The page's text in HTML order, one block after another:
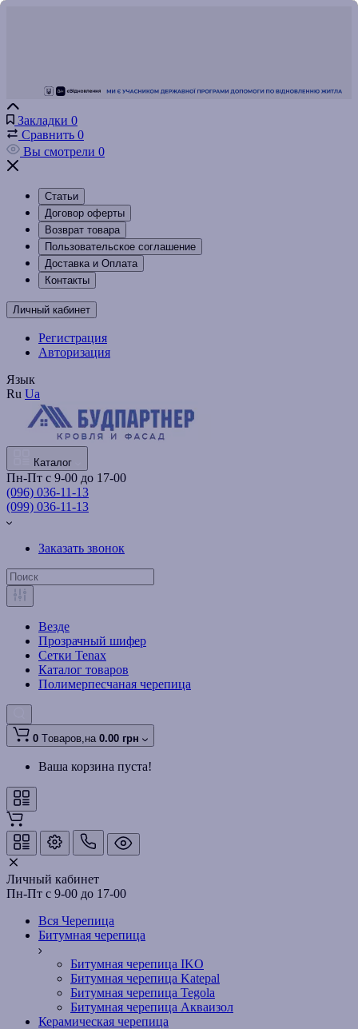
Закладки 0
Сравнить 0
Вы смотрели 0
Статьи
Договор оферты
Возврат товара
Пользовательское соглашение
Доставка и Оплата
Контакты
Личный кабинет
Регистрация
Авторизация
Язык
Ru Ua
Каталог
Пн-Пт с 9-00 до 17-00
(096) 036-11-13
(099) 036-11-13
Заказать звонок
Везде
Прозрачный шифер
Сетки Tenax
Каталог товаров
Полимерпесчаная черепица
0 Tоваров,на 0.00 грн
Ваша корзина пуста!
Личный кабинет
Пн-Пт с 9-00 до 17-00
Вся Черепица
Битумная черепица
Битумная черепица IKO
Битумная черепица Katepal
Битумная черепица Tegola
Битумная черепица Акваизол
Керамическая черепица